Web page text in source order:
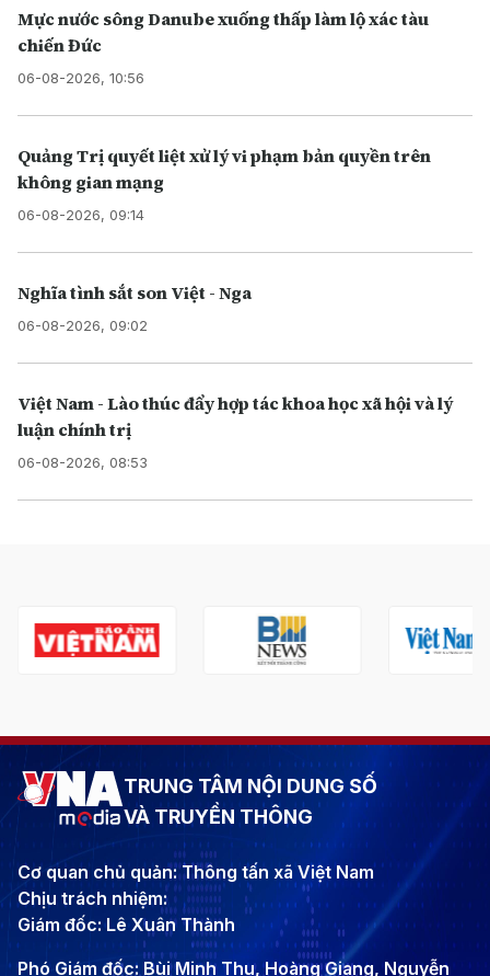
Mực nước sông Danube xuống thấp làm lộ xác tàu
chiến Đức
06-08-2026, 10:56
Quảng Trị quyết liệt xử lý vi phạm bản quyền trên
không gian mạng
06-08-2026, 09:14
Nghĩa tình sắt son Việt - Nga
06-08-2026, 09:02
Việt Nam - Lào thúc đẩy hợp tác khoa học xã hội và lý
luận chính trị
06-08-2026, 08:53
TRUNG TÂM NỘI DUNG SỐ
VÀ TRUYỀN THÔNG
Cơ quan chủ quản: Thông tấn xã Việt Nam
Chịu trách nhiệm:
Giám đốc: Lê Xuân Thành
Phó Giám đốc: Bùi Minh Thu, Hoàng Giang, Nguyễn